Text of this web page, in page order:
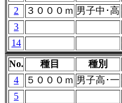
2
３０００ｍ 男子中･高
3
14
No. 種目 種別
4
５０００ｍ 男子高･一
5